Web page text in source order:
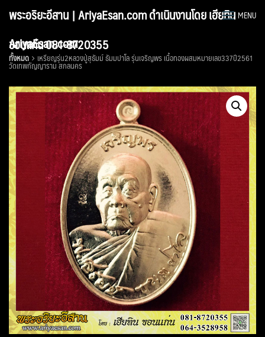
พระอริยะอีสาน | AriyaEsan.com ดำเนินงานโดย เฮียทิน
ขอนแก่น 081-8720355
MENU
AriyaEsan.com
ทั้งหมด เหรียญรุ่น2หลวงปู่สุธัมม์ ธัมมปาโล รุ่นเจริญพร เนื้อทองผสมหมายเลข337ปี2561
วัดเทพกัญญาราม สกลนคร